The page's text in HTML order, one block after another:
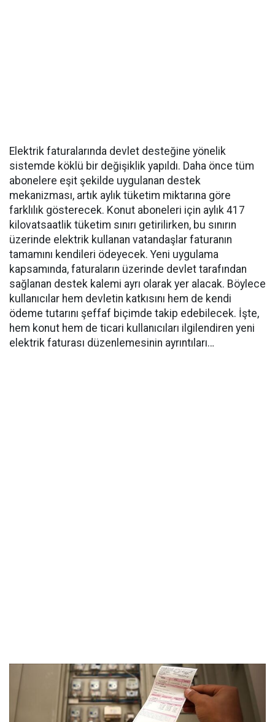
Elektrik faturalarında devlet desteğine yönelik
sistemde köklü bir değişiklik yapıldı. Daha önce tüm
abonelere eşit şekilde uygulanan destek
mekanizması, artık aylık tüketim miktarına göre
farklılık gösterecek. Konut aboneleri için aylık 417
kilovatsaatlik tüketim sınırı getirilirken, bu sınırın
üzerinde elektrik kullanan vatandaşlar faturanın
tamamını kendileri ödeyecek. Yeni uygulama
kapsamında, faturaların üzerinde devlet tarafından
sağlanan destek kalemi ayrı olarak yer alacak. Böylece
kullanıcılar hem devletin katkısını hem de kendi
ödeme tutarını şeffaf biçimde takip edebilecek. İşte,
hem konut hem de ticari kullanıcıları ilgilendiren yeni
elektrik faturası düzenlemesinin ayrıntıları…